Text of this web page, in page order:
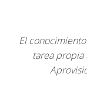
El
tarea